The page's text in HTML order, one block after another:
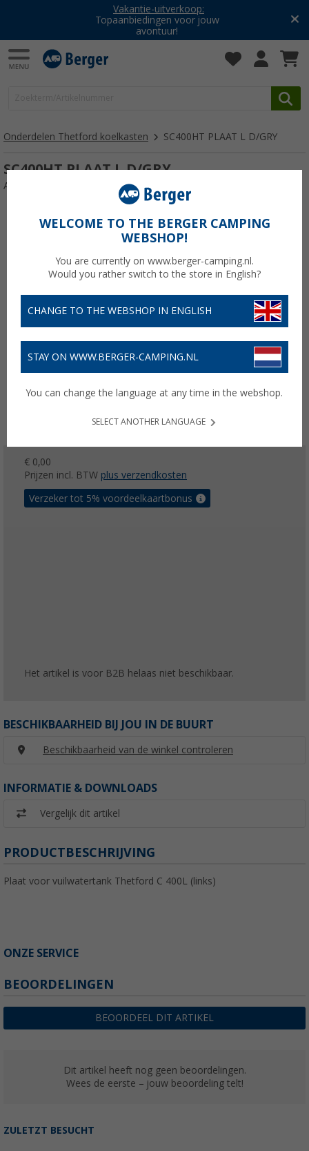
Vakantie-uitverkoop:
Topaanbiedingen voor jouw
avontuur!
Onderdelen Thetford koelkasten SC400HT PLAAT L D/GRY
SC400HT PLAAT L D/GRY
Artikelnr: SC400HTPLATELDGR240002I
€ 0,00
Prijzen incl. BTW plus verzendkosten
Verzeker tot 5% voordeelkaartbonus
Het artikel is voor B2B helaas niet beschikbaar.
BESCHIKBAARHEID BIJ JOU IN DE BUURT
Beschikbaarheid van de winkel controleren
INFORMATIE & DOWNLOADS
Vergelijk dit artikel
PRODUCTBESCHRIJVING
Plaat voor vuilwatertank Thetford C 400L (links)
ONZE SERVICE
BEOORDELINGEN
BEOORDEEL DIT ARTIKEL
Dit artikel heeft nog geen beoordelingen.
Wees de eerste – jouw beoordeling telt!
ZULETZT BESUCHT
WELCOME TO THE BERGER CAMPING
WEBSHOP!
You are currently on www.berger-camping.nl.
Would you rather switch to the store in English?
CHANGE TO THE WEBSHOP IN ENGLISH
STAY ON WWW.BERGER-CAMPING.NL
You can change the language at any time in the webshop.
SELECT ANOTHER LANGUAGE